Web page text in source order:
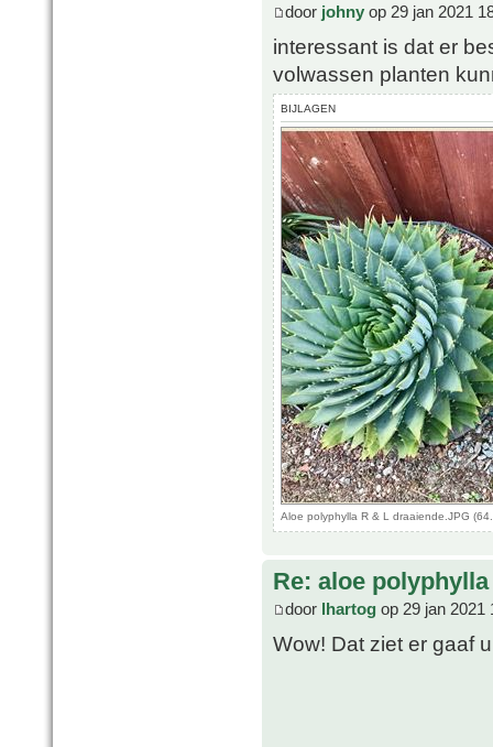
door johny op 29 jan 2021
interessant is dat er
volwassen planten
BIJLAGEN
Aloe polyphylla R & L draaiende.JPG
Re: aloe polyphylla
door lhartog op 29 jan 2021
Wow! Dat ziet er gaaf